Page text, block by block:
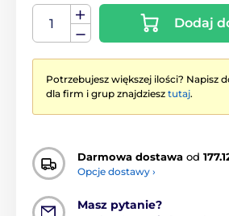
Dodaj
Potrzebujesz większej ilości? Napisz
dla firm i grup znajdziesz tutaj.
Darmowa dostawa od
Opcje dostawy ›
Masz pytanie?